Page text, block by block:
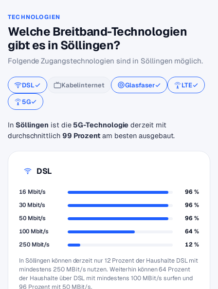
TECHNOLOGIEN
Welche Breitband-Technologien
gibt es in Söllingen?
Folgende Zugangstechnologien sind in Söllingen möglich.
DSL Kabelinternet Glasfaser
LTE
5G
In Söllingen ist die 5G-Technologie derzeit mit
durchschnittlich 99 Prozentam besten ausgebaut.
DSL
16 Mbit/s
96 %
30 Mbit/s
96 %
50 Mbit/s
96 %
100 Mbit/s
64 %
250 Mbit/s
12 %
In Söllingen können derzeit nur 12 Prozent der Haushalte DSL mit
mindestens 250 MBit/s nutzen. Weiterhin können 64 Prozent
der Haushalte über DSL mit mindestens 100 MBit/s surfen und
96 Prozent mit 50 MBit/s.